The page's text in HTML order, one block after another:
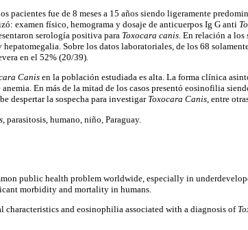
pacientes fue de 8 meses a 15 años siendo ligeramente
examen físico, hemograma y dosaje de anticuerpos Ig G anti
serología positiva para Toxocara canis. En relación a
Sobre los datos laboratoriales, de los 68
en el 52% (20/39).
Canis en la población estudiada es alta. La forma clínica
En más de la mitad de los casos presentó eosinofilia
despertar la sospecha para investigar Toxocara Canis, entre
, parasitosis, humano, niño, Paraguay.
public health problem worldwide, especially in
morbidity and mortality in humans.
characteristics and eosinophilia associated with a diagnosis of